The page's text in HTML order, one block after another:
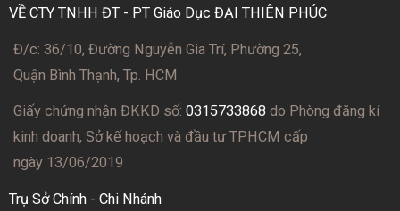
VỀ CTY TNHH ĐT - PT Giáo Dục ĐẠI THIÊN PHÚC
Đ/c: 36/10, Đường Nguyễn Gia Trí, Phường 25,
Quận Bình Thạnh, Tp. HCM
Giấy chứng nhận ĐKKD số: 0315733868 do Phòng đăng kí
kinh doanh, Sở kế hoạch và đầu tư TPHCM cấp
ngày 13/06/2019
Trụ Sở Chính - Chi Nhánh